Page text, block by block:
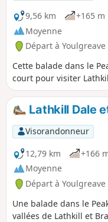
9,56 km
+165 m
Moyenne
Départ à
Cette balade dans le
court pour visiter
Lathkill Dale
Visorandonneur
12,79 km
+166
Moyenne
Départ à
Une balade dans le
vallées de Lathkill et